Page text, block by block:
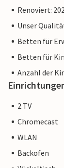
Renoviert:
Unser
Betten für
Betten für
Anzahl der
2 TV
Chromecast
WLAN
Backofen